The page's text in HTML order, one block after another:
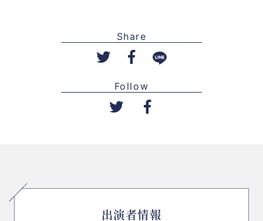
Share
Follow
出演者情報